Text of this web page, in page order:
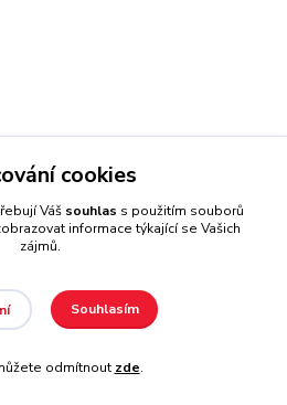
cookies
Váš souhlas s použitím souborů
informace týkající se Vašich
zájmů.
Souhlasím
odmítnout zde.